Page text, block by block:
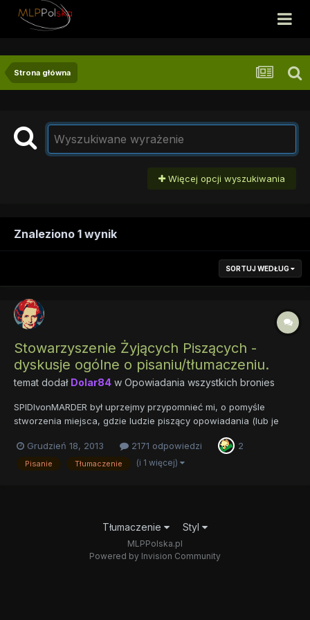
Strona główna
Więcej opcji wyszukiwania
Znaleziono 1 wynik
SORTUJ WEDŁUG
Stowarzyszenie Żyjących Piszących -
dyskusje ogólne o pisaniu/tłumaczeniu.
temat dodał Dolar84 w Opowiadania wszystkich bronies
SPIDIvonMARDER był uprzejmy przypomnieć mi, o pomyśle
stworzenia miejsca, gdzie ludzie piszący opowiadania (lub je
prowadzić ogólną dyskusję na te, jakże im bliskie, tematy. Żeby
znowu nie zapomnieć (ta skleroza!) w trybie natychmiastowym
Grudzień 18, 2013 2171 odpowiedzi 2
Pisanie Tłumaczenie (i 1 więcej)
Tłumaczenie Styl
MLPPolska.pl
Powered by Invision Community